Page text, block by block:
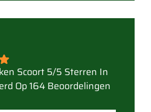
Op 164 Beoordelingen